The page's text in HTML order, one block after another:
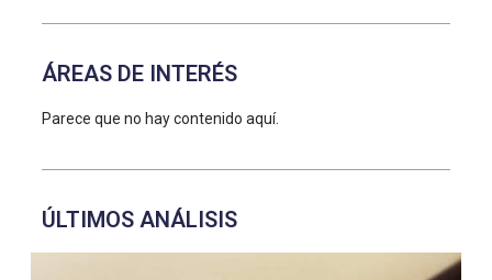
ÁREAS DE INTERÉS
Parece que no hay contenido aquí.
ÚLTIMOS ANÁLISIS